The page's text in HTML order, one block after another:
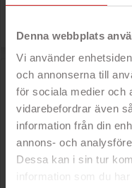
Denna webbplats
Vi använder
och annonserna till
för sociala medier och
vidarebefordrar även
information från din
annons- och
Dessa kan i sin tur
information som du har
Mission SG bitsset